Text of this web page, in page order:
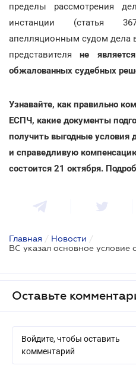
пределы рассмотрения
инстанции (статья
апелляционным судом дела
представителя не
обжалованных судебных
Узнавайте, как правильно
ЕСПЧ, какие документы
получить выгодные условия
и справедливую
состоится 21 октября.
Главная / Новости /
Оставьте
Войдите, чтобы оставить
комментарий